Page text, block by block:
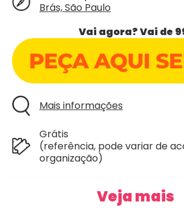
Brás, São Paulo
Vai agora? Vai de
Mais informações
Grátis
(referência, pode variar de
organização)
Veja mais